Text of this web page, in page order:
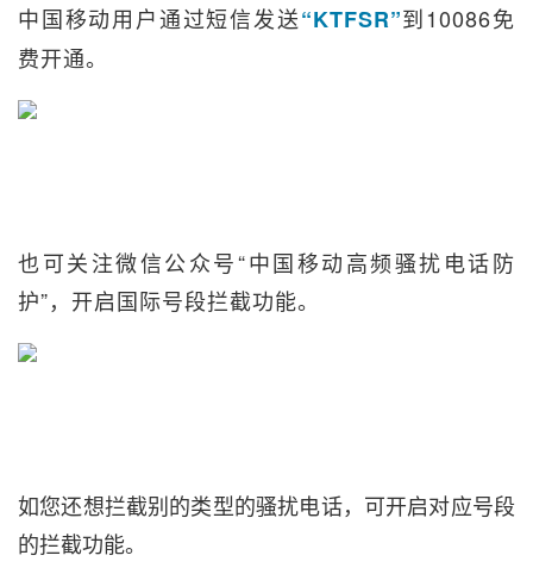
中国移动用户通过短信发送“KTFSR”到10086免
费开通。
也可关注微信公众号“中国移动高频骚扰电话防
护”，开启国际号段拦截功能。
如您还想拦截别的类型的骚扰电话，可开启对应号段
的拦截功能。